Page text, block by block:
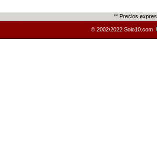
** Precios
© 2002/2022 Solo10.com